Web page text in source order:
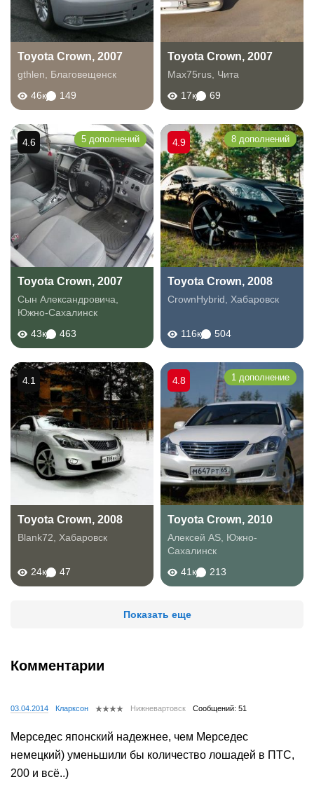
Toyota Crown, 2007
gthlen
Благовещенск
46к
149
Toyota Crown, 2007
Max75rus Чита
17к
69
Toyota Crown, 2007
Сын Александровича
Южно-Сахалинск
43к
463
4.6 5 дополнений
Toyota Crown, 2008
CrownHybrid Хабаровск
116к 504
4.9 8 дополнений
Toyota Crown, 2008
Blank72 Хабаровск
24к 47
4.1
Toyota Crown, 2010
Алексей AS Южно-
Сахалинск
41к
213
4.8 1 дополнение
Показать еще
Комментарии
03.04.2014 Кларксон Нижневартовск Сообщений: 51
Мерседес японский надежнее, чем Мерседес
немецкий) уменьшили бы количество лошадей в ПТС,
200 и всё..)